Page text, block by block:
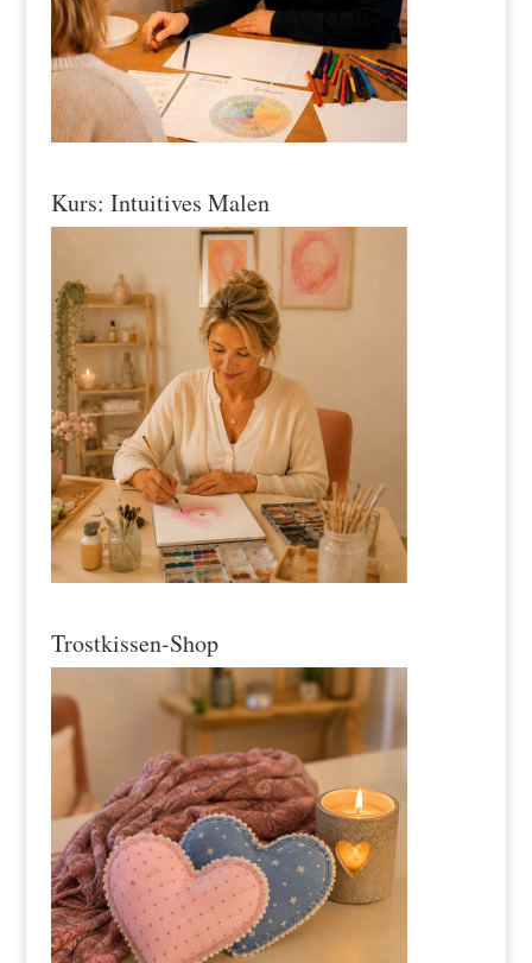
Kurs: Intuitives Malen
Trostkissen-Shop